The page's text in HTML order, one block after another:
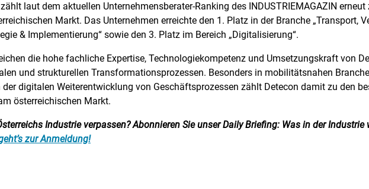
zählt laut dem aktuellen Unternehmensberater-Ranking des INDUSTRIEMAGAZIN erneut
Markt. Das Unternehmen erreichte den 1. Platz in der Branche „Transport,
& Implementierung“ sowie den 3. Platz im Bereich „Digitalisierung“.
die hohe fachliche Expertise, Technologiekompetenz und Umsetzungskraft von
und strukturellen Transformationsprozessen. Besonders in mobilitätsnahen
digitalen Weiterentwicklung von Geschäftsprozessen zählt Detecon damit zu den
österreichischen Markt.
Industrie verpassen? Abonnieren Sie unser Daily Briefing: Was in der Industrie
zur Anmeldung!